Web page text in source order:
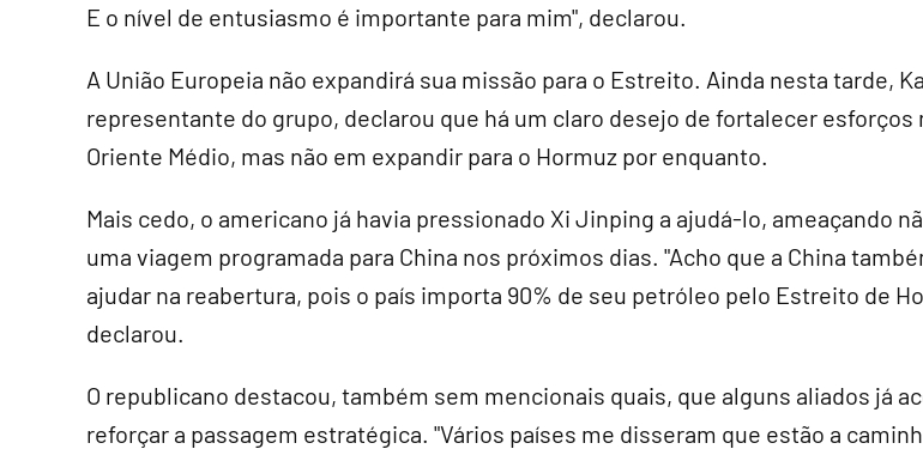
E o nível de entusiasmo é importante para mim", declarou.
A União Europeia não expandirá sua missão para o Estreito. Ainda nesta tarde,
representante do grupo, declarou que há um claro desejo de fortalecer esforços
Oriente Médio, mas não em expandir para o Hormuz por enquanto.
Mais cedo, o americano já havia pressionado Xi Jinping a ajudá-lo, ameaçando
uma viagem programada para China nos próximos dias. "Acho que a China
ajudar na reabertura, pois o país importa 90% de seu petróleo pelo Estreito de
declarou.
O republicano destacou, também sem mencionais quais, que alguns aliados já
reforçar a passagem estratégica. "Vários países me disseram que estão a